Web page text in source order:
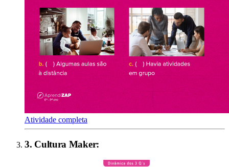
Atividade completa
3. Cultura Maker: